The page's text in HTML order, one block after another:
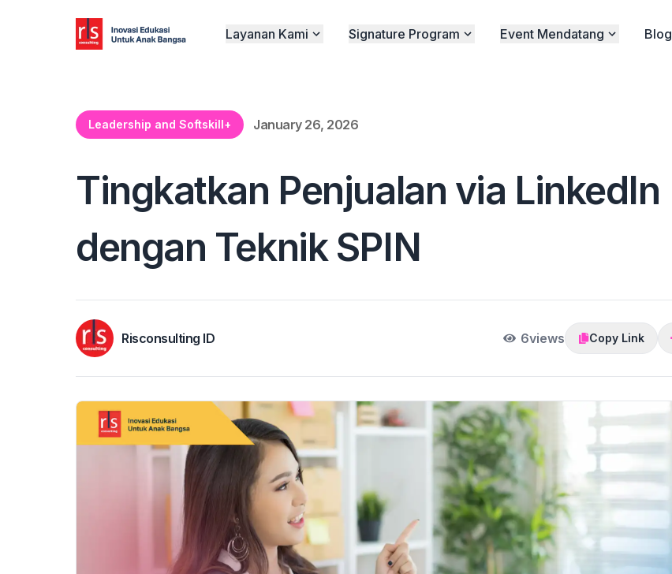
Layanan Kami Signature Program Event Mendatang Blog
Leadership and Softskill+
January 26, 2026
Tingkatkan Penjualan via LinkedIn
dengan Teknik SPIN
Risconsulting ID 6views Copy Link